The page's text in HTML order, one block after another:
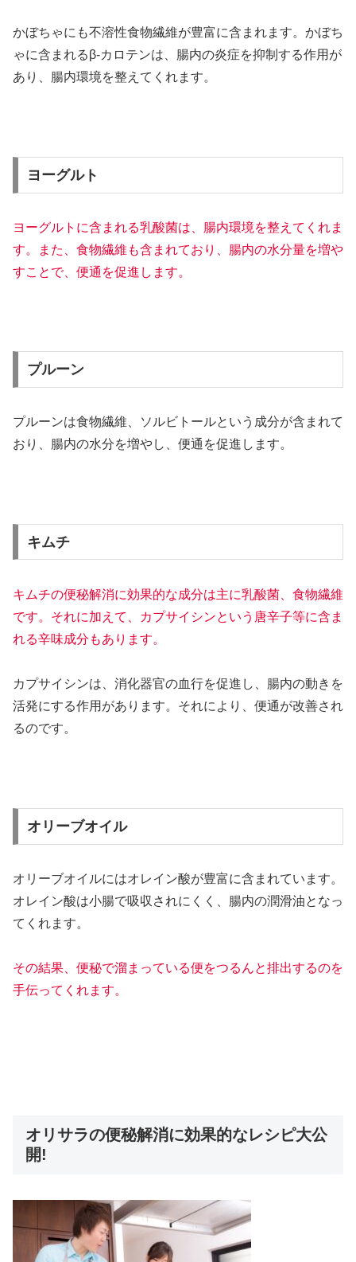
かぼちゃにも不溶性食物繊維が豊富に含まれます。かぼち
ゃに含まれるβ-カロテンは、腸内の炎症を抑制する作用が
あり、腸内環境を整えてくれます。
ヨーグルト
ヨーグルトに含まれる乳酸菌は、腸内環境を整えてくれま
す。また、食物繊維も含まれており、腸内の水分量を増や
すことで、便通を促進します。
プルーン
プルーンは食物繊維、ソルビトールという成分が含まれて
おり、腸内の水分を増やし、便通を促進します。
キムチ
キムチの便秘解消に効果的な成分は主に乳酸菌、食物繊維
です。それに加えて、カプサイシンという唐辛子等に含ま
れる辛味成分もあります。
カプサイシンは、消化器官の血行を促進し、腸内の動きを
活発にする作用があります。それにより、便通が改善され
るのです。
オリーブオイル
オリーブオイルにはオレイン酸が豊富に含まれています。
オレイン酸は小腸で吸収されにくく、腸内の潤滑油となっ
てくれます。
その結果、便秘で溜まっている便をつるんと排出するのを
手伝ってくれます。
オリサラの便秘解消に効果的なレシピ大公
開!